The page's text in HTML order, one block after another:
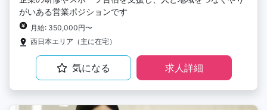
がいある営業ポジションです
月給: 350,000円〜
西日本エリア（主に在宅）
気になる 求人詳細